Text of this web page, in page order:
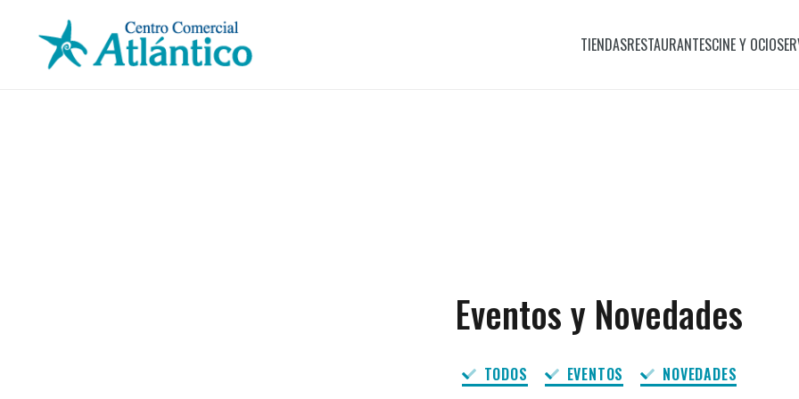
TIENDASRESTAURANTESCINE Y OCIO
Eventos y Novedades
TODOS EVENTOS NOVEDADES